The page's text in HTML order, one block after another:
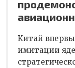
Китай
имитации